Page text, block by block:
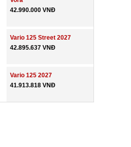
42.990.000 VNĐ
Vario 125 Street 2027
42.895.637 VNĐ
Vario 125 2027
41.913.818 VNĐ